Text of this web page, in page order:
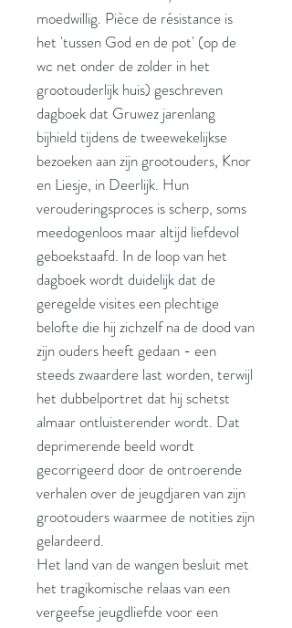
moedwillig. Pièce de résistance is
het 'tussen God en de pot' (op de
wc net onder de zolder in het
grootouderlijk huis) geschreven
dagboek dat Gruwez jarenlang
bijhield tijdens de tweewekelijkse
bezoeken aan zijn grootouders, Knor
en Liesje, in Deerlijk. Hun
verouderingsproces is scherp, soms
meedogenloos maar altijd liefdevol
geboekstaafd. In de loop van het
dagboek wordt duidelijk dat de
geregelde visites een plechtige
belofte die hij zichzelf na de dood van
zijn ouders heeft gedaan - een
steeds zwaardere last worden, terwijl
het dubbelportret dat hij schetst
almaar ontluisterender wordt. Dat
deprimerende beeld wordt
gecorrigeerd door de ontroerende
verhalen over de jeugdjaren van zijn
grootouders waarmee de notities zijn
gelardeerd.
Het land van de wangen besluit met
het tragikomische relaas van een
vergeefse jeugdliefde voor een